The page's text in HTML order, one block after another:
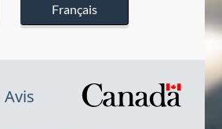
Français
Avis
/